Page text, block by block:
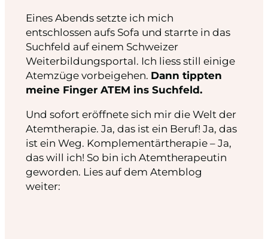
Eines Abends setzte ich mich
entschlossen aufs Sofa und starrte in das
Suchfeld auf einem Schweizer
Weiterbildungsportal. Ich liess still einige
Atemzüge vorbeigehen. Dann tippten
meine Finger ATEM ins Suchfeld.
Und sofort eröffnete sich mir die Welt der
Atemtherapie. Ja, das ist ein Beruf! Ja, das
ist ein Weg. Komplementärtherapie – Ja,
das will ich! So bin ich Atemtherapeutin
geworden. Lies auf dem Atemblog
weiter: